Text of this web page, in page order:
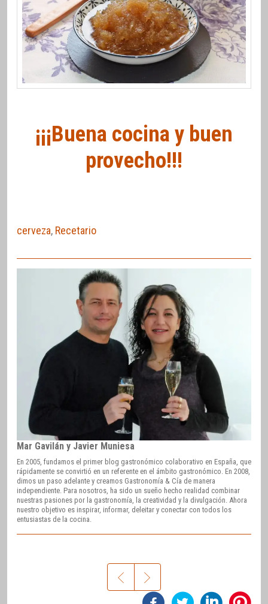
¡¡¡Buena cocina y buen
provecho!!!
cerveza, Recetario
Mar Gavilán y Javier Muniesa
En 2005, fundamos el primer blog gastronómico colaborativo en España, que
rápidamente se convirtió en un referente en el ámbito gastronómico. En 2008,
dimos un paso adelante y creamos Gastronomía & Cía de manera
independiente. Para nosotros, ha sido un sueño hecho realidad combinar
nuestras pasiones por la gastronomía, la creatividad y la divulgación. Ahora
nuestro objetivo es inspirar, informar, deleitar y conectar con todos los
entusiastas de la cocina.